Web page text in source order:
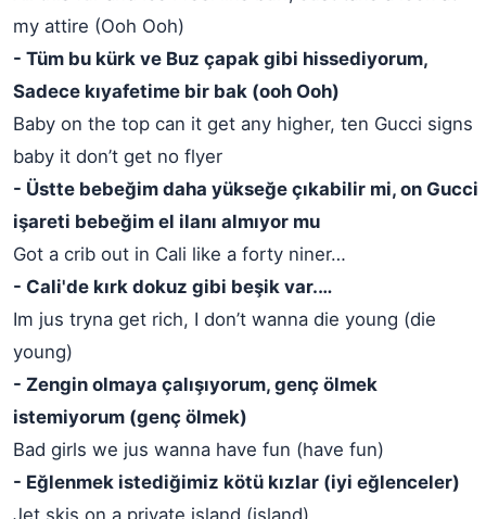
my attire (Ooh Ooh)
- Tüm bu kürk ve Buz çapak gibi hissediyorum,
Sadece kıyafetime bir bak (ooh Ooh)
Baby on the top can it get any higher, ten Gucci signs
baby it don’t get no flyer
- Üstte bebeğim daha yükseğe çıkabilir mi, on Gucci
işareti bebeğim el ilanı almıyor mu
Got a crib out in Cali like a forty niner…
- Cali'de kırk dokuz gibi beşik var.…
Im jus tryna get rich, I don’t wanna die young (die
young)
- Zengin olmaya çalışıyorum, genç ölmek
istemiyorum (genç ölmek)
Bad girls we jus wanna have fun (have fun)
- Eğlenmek istediğimiz kötü kızlar (iyi eğlenceler)
Jet skis on a private island (island)